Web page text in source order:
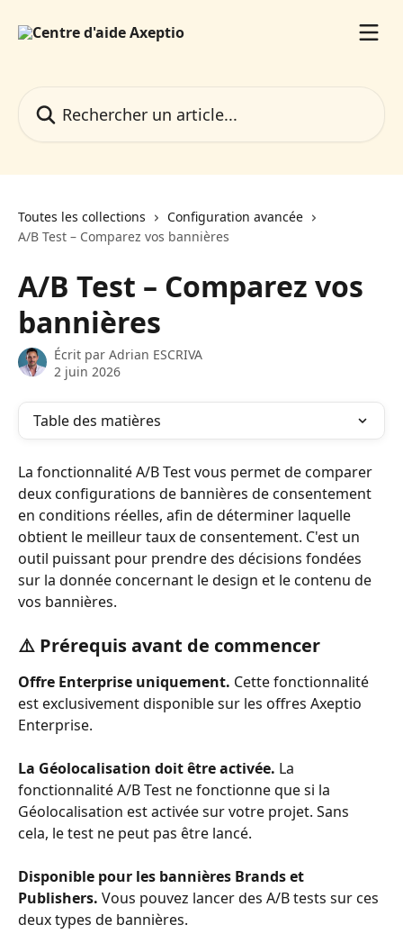
Toutes les collections
Configuration avancée
A/B Test – Comparez vos bannières
A/B Test – Comparez vos
bannières
Écrit par Adrian ESCRIVA
2 juin 2026
Table des matières
La fonctionnalité A/B Test vous permet de comparer
deux configurations de bannières de consentement
en conditions réelles, afin de déterminer laquelle
obtient le meilleur taux de consentement. C'est un
outil puissant pour prendre des décisions fondées
sur la donnée concernant le design et le contenu de
vos bannières.
⚠️ Prérequis avant de commencer
Offre Enterprise uniquement. Cette fonctionnalité
est exclusivement disponible sur les offres Axeptio
Enterprise.
La Géolocalisation doit être activée. La
fonctionnalité A/B Test ne fonctionne que si la
Géolocalisation est activée sur votre projet. Sans
cela, le test ne peut pas être lancé.
Disponible pour les bannières Brands et
Publishers. Vous pouvez lancer des A/B tests sur ces
deux types de bannières.